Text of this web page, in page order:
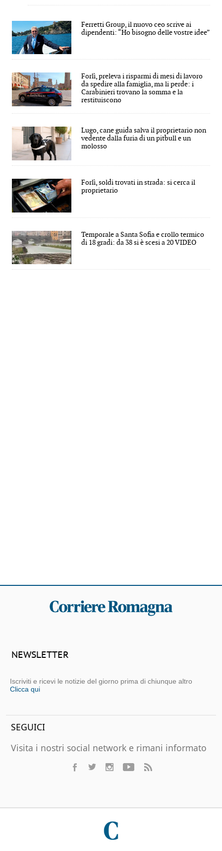
Ferretti Group, il nuovo ceo scrive ai
dipendenti: “Ho bisogno delle vostre idee”
Forlì, preleva i risparmi di mesi di lavoro
da spedire alla famiglia, ma li perde: i
Carabinieri trovano la somma e la
restituiscono
Lugo, cane guida salva il proprietario non
vedente dalla furia di un pitbull e un
molosso
Forlì, soldi trovati in strada: si cerca il
proprietario
Temporale a Santa Sofia e crollo termico
di 18 gradi: da 38 si è scesi a 20 VIDEO
NEWSLETTER
Iscriviti e ricevi le notizie del giorno prima di chiunque altro
Clicca qui
SEGUICI
Visita i nostri social network e rimani informato